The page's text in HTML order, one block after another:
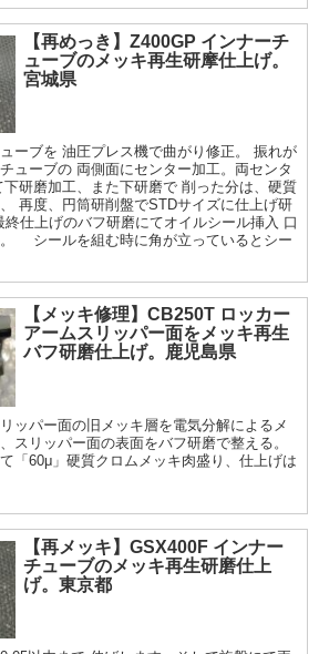
【再めっき】Z400GP インナーチ
ューブのメッキ再生研摩仕上げ。
宮城県
ーブを 油圧プレス機で曲がり修正。 振れが
ューブの 両側面にセンター加工。両センタ
研磨加工、また下研磨で 削った分は、硬質
再度、円筒研削盤でSTDサイズに仕上げ研
仕上げのバフ研磨にてオイルシール挿入 口
シールを組む時に角が立っているとシー
【メッキ修理】CB250T ロッカー
アームスリッパー面をメッキ再生
バフ研磨仕上げ。鹿児島県
ッパー面の旧メッキ層を電気分解によるメ
スリッパー面の表面をバフ研磨で整える。
「60μ」硬質クロムメッキ肉盛り、仕上げは
【再メッキ】GSX400F インナー
チューブのメッキ再生研磨仕上
げ。東京都